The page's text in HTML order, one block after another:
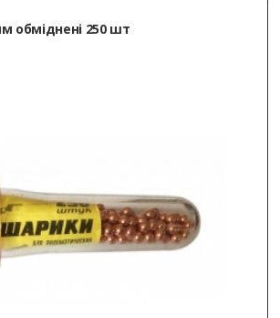
обміднені 250 шт